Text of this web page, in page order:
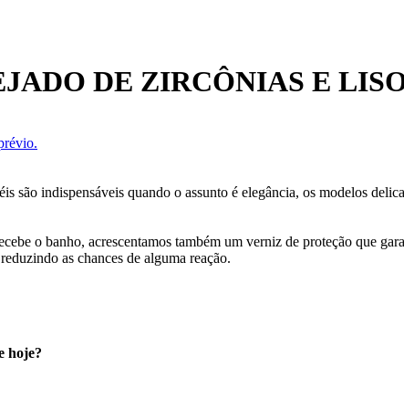
DE ZIRCÔNIAS E
são indispensáveis quando o assunto é elegância, os modelos
o banho, acrescentamos também um verniz de proteção que
as chances de alguma reação.
hoje?